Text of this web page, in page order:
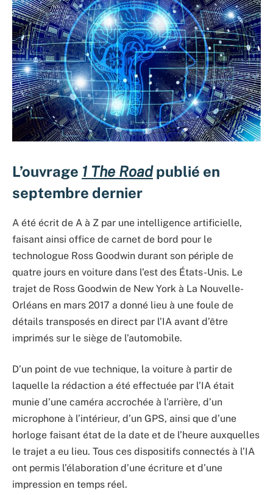
L’ouvrage 1 The Roadpublié en
septembre dernier
A été écrit de A à Z par une intelligence artificielle,
faisant ainsi office de carnet de bord pour le
technologue Ross Goodwin durant son périple de
quatre jours en voiture dans l’est des États-Unis. Le
trajet de Ross Goodwin de New York à La Nouvelle-
Orléans en mars 2017 a donné lieu à une foule de
détails transposés en direct par l’IA avant d’être
imprimés sur le siège de l’automobile.
D’un point de vue technique, la voiture à partir de
laquelle la rédaction a été effectuée par l’IA était
munie d’une caméra accrochée à l’arrière, d’un
microphone à l’intérieur, d’un GPS, ainsi que d’une
horloge faisant état de la date et de l’heure auxquelles
le trajet a eu lieu. Tous ces dispositifs connectés à l’IA
ont permis l’élaboration d’une écriture et d’une
impression en temps réel.